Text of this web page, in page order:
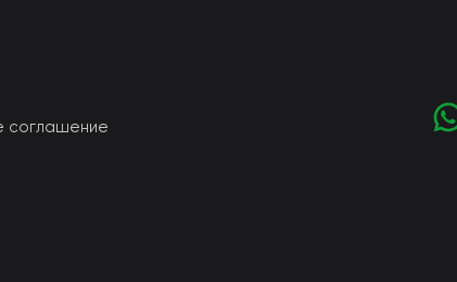
соглашение